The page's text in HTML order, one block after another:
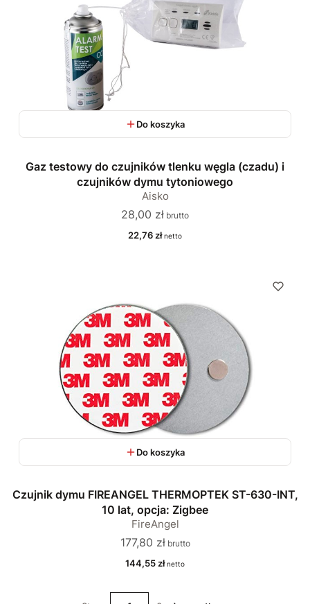
Do koszyka
Gaz testowy do czujników tlenku węgla (czadu) i
czujników dymu tytoniowego
Aisko
Cena
28,00 zł
Cena
22,76 zł
Do koszyka
Czujnik dymu FIREANGEL THERMOPTEK ST-630-INT,
10 lat, opcja: Zigbee
FireAngel
Cena
177,80 zł
Cena
144,55 zł